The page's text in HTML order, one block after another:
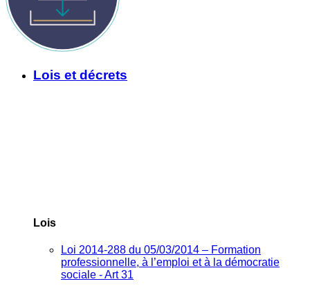
Lois et décrets
Lois
Loi 2014-288 du 05/03/2014 – Formation
professionnelle, à l’emploi et à la démocratie
sociale - Art 31